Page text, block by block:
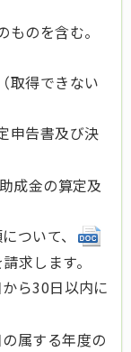
のを含む。
取得できない
申告書及び決
成金の算定及
ついて、
求します。
ら30日以内に
属する年度の